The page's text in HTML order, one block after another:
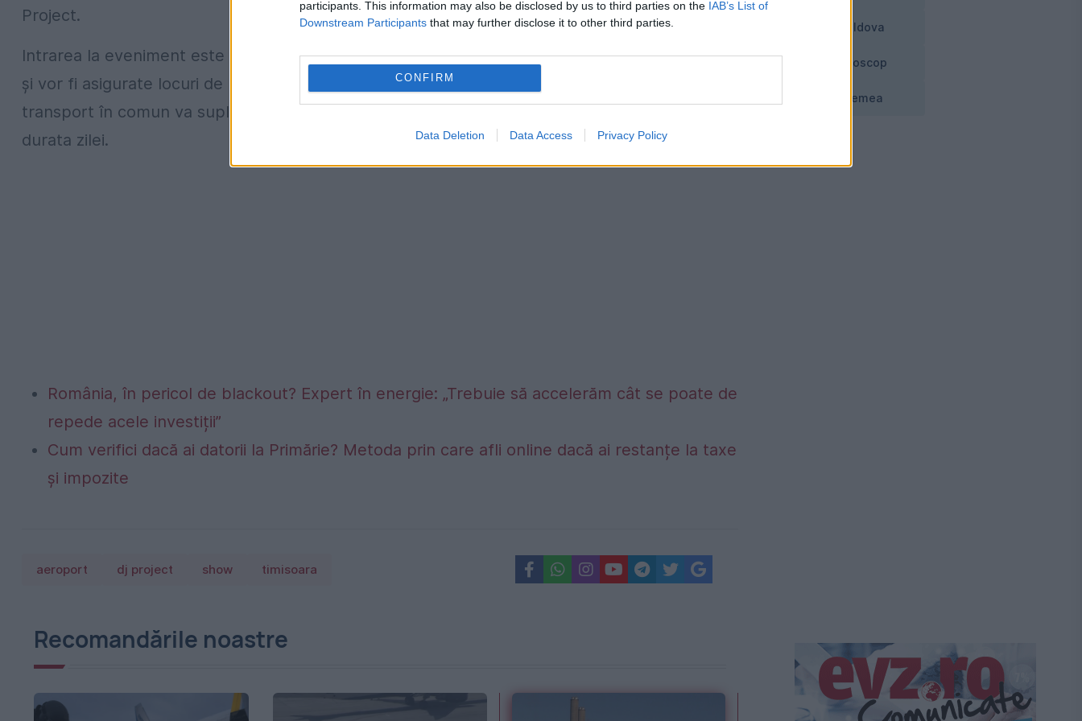
participants. This information may also be disclosed by us to third parties on the IAB’s List of
Downstream Participants that may further disclose it to other third parties.
CONFIRM
Data Deletion Data Access Privacy Policy
Project.
Intrarea la eveniment este gratuită. Accesul spectatorilor va fi permis începând cu ora 17.00
și vor fi asigurate locuri de parcare în apropierea evenimentului. De asemenea, societatea de
transport în comun va suplimenta numărul autobuzelor care ajung la Aeroport, pe toată
durata zilei.
România, în pericol de blackout? Expert în energie: „Trebuie să accelerăm cât se poate de
repede acele investiții”
Cum verifici dacă ai datorii la Primărie? Metoda prin care afli online dacă ai restanțe la taxe
și impozite
aeroport dj project show timisoara
Recomandările noastre
Moldova
Horoscop
Vremea